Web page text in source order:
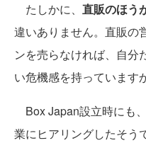
たしかに、 直販のほう
違いありません。直販の
ンを売らなければ、自分
い危機感を持っています
Box Japan設立時にも
業にヒアリングしたそう